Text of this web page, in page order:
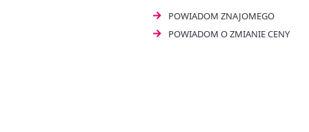
POWIADOM ZNAJOMEGO
POWIADOM O ZMIANIE CENY